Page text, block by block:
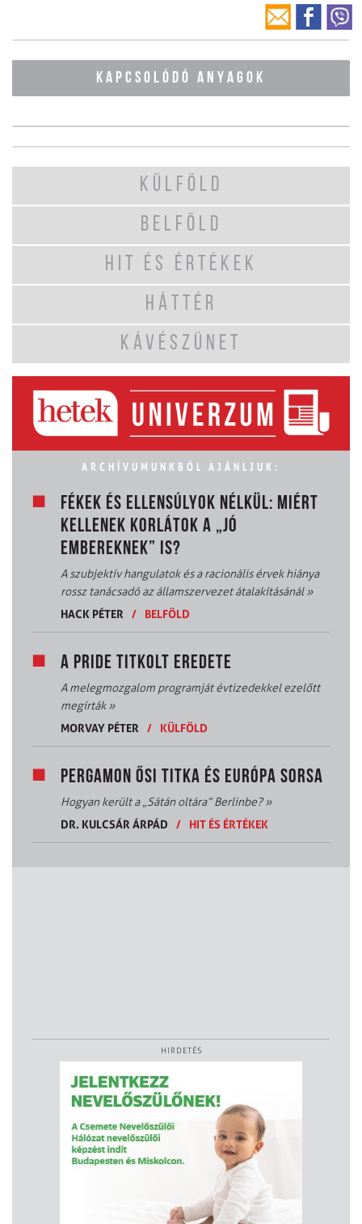
KAPCSOLÓDÓ ANYAGOK
KÜLFÖLD
BELFÖLD
HIT ÉS ÉRTÉKEK
HÁTTÉR
KÁVÉSZÜNET
ARCHÍVUMUNKBÓL AJÁNLJUK:
FÉKEK ÉS ELLENSÚLYOK NÉLKÜL: MIÉRT
KELLENEK KORLÁTOK A „JÓ
EMBEREKNEK” IS?
A szubjektív hangulatok és a racionális érvek hiánya
rossz tanácsadó az államszervezet átalakításánál»
HACK PÉTER
/ BELFÖLD
A PRIDE TITKOLT EREDETE
A melegmozgalom programját évtizedekkel ezelőtt
megírták»
MORVAY PÉTER
/ KÜLFÖLD
PERGAMON ŐSI TITKA ÉS EURÓPA SORSA
Hogyan került a „Sátán oltára” Berlinbe?»
DR. KULCSÁR ÁRPÁD
/ HIT ÉS ÉRTÉKEK
HIRDETÉS